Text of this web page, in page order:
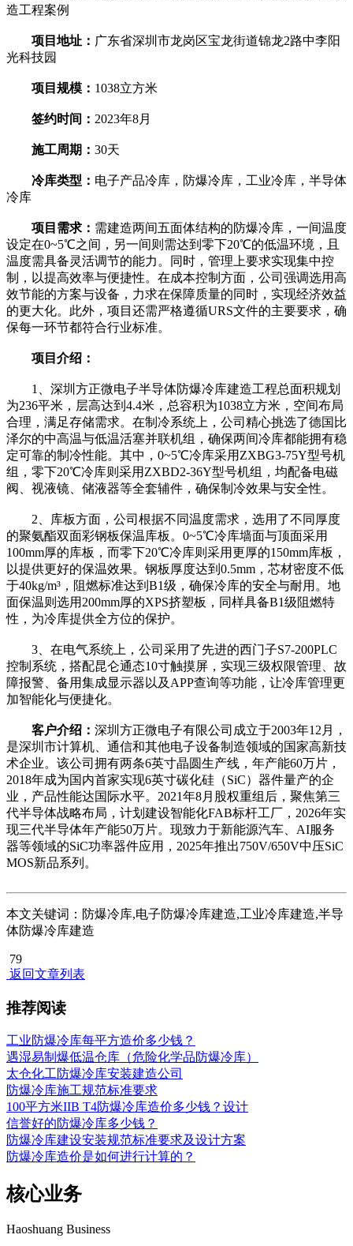
造工程案例
项目地址： 广东省深圳市龙岗区宝龙街道锦龙2路中李阳
光科技园
项目规模： 1038立方米
签约时间： 2023年8月
施工周期： 30天
冷库类型： 电子产品冷库，防爆冷库，工业冷库，半导体
冷库
项目需求： 需建造两间五面体结构的防爆冷库，一间温度
设定在0~5℃之间，另一间则需达到零下20℃的低温环境，且
温度需具备灵活调节的能力。同时，管理上要求实现集中控
制，以提高效率与便捷性。在成本控制方面，公司强调选用高
效节能的方案与设备，力求在保障质量的同时，实现经济效益
的更大化。此外，项目还需严格遵循URS文件的主要要求，确
保每一环节都符合行业标准。
项目介绍：
1、深圳方正微电子半导体防爆冷库建造工程总面积规划
为236平米，层高达到4.4米，总容积为1038立方米，空间布局
合理，满足存储需求。在制冷系统上，公司精心挑选了德国比
泽尔的中高温与低温活塞并联机组，确保两间冷库都能拥有稳
定可靠的制冷性能。其中，0~5℃冷库采用ZXBG3-75Y型号机
组，零下20℃冷库则采用ZXBD2-36Y型号机组，均配备电磁
阀、视液镜、储液器等全套辅件，确保制冷效果与安全性。
2、库板方面，公司根据不同温度需求，选用了不同厚度
的聚氨酯双面彩钢板保温库板。0~5℃冷库墙面与顶面采用
100mm厚的库板，而零下20℃冷库则采用更厚的150mm库板，
以提供更好的保温效果。钢板厚度达到0.5mm，芯材密度不低
于40kg/m³，阻燃标准达到B1级，确保冷库的安全与耐用。地
面保温则选用200mm厚的XPS挤塑板，同样具备B1级阻燃特
性，为冷库提供全方位的保护。
3、在电气系统上，公司采用了先进的西门子S7-200PLC
控制系统，搭配昆仑通态10寸触摸屏，实现三级权限管理、故
障报警、备用集成显示器以及APP查询等功能，让冷库管理更
加智能化与便捷化。
客户介绍： 深圳方正微电子有限公司成立于2003年12月，
是深圳市计算机、通信和其他电子设备制造领域的国家高新技
术企业。该公司拥有两条6英寸晶圆生产线，年产能60万片，
2018年成为国内首家实现6英寸碳化硅（SiC）器件量产的企
业，产品性能达国际水平。2021年8月股权重组后，聚焦第三
代半导体战略布局，计划建设智能化FAB标杆工厂，2026年实
现三代半导体年产能50万片。现致力于新能源汽车、AI服务
器等领域的SiC功率器件应用，2025年推出750V/650V中压SiC
MOS新品系列。
本文关键词：防爆冷库,电子防爆冷库建造,工业冷库建造,半导
体防爆冷库建造
79
返回文章列表
推荐阅读
工业防爆冷库每平方造价多少钱？
遇湿易制爆低温仓库（危险化学品防爆冷库）
太仓化工防爆冷库安装建造公司
防爆冷库施工规范标准要求
100平方米IIB T4防爆冷库造价多少钱？设计
信誉好的防爆冷库多少钱？
防爆冷库建设安装规范标准要求及设计方案
防爆冷库造价是如何进行计算的？
核心业务
Haoshuang Business